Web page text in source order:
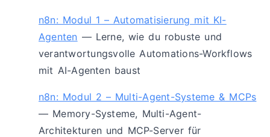
n8n: Modul 1 – Automatisierung mit KI-
Agenten — Lerne, wie du robuste und
verantwortungsvolle Automations-Workflows
mit AI-Agenten baust
n8n: Modul 2 – Multi-Agent-Systeme & MCPs
— Memory-Systeme, Multi-Agent-
Architekturen und MCP-Server für